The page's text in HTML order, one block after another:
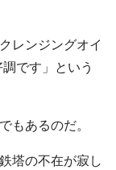
レンジングオイ
です」という
もあるのだ。
塔の不在が寂し